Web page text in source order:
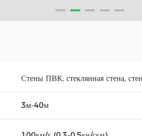
Стены ПВК, стеклянная стена,
3м-40м